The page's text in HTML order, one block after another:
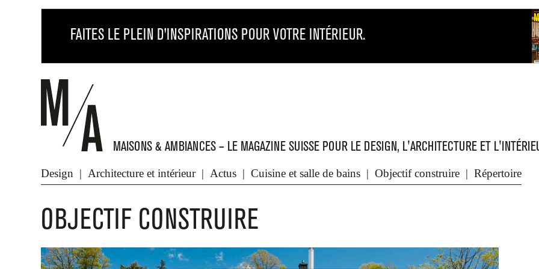
MAISONS & AMBIANCES – LE MAGAZINE SUISSE POUR LE DESIGN, L'ARCHITECTURE ET
Design Architecture et intérieur Actus Cuisine et salle de bains Objectif construire Répertoire
OBJECTIF CONSTRUIRE